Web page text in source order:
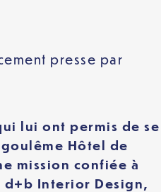
presse par
lui ont permis de se
Hôtel de
mission confiée à
d+b Interior Design,